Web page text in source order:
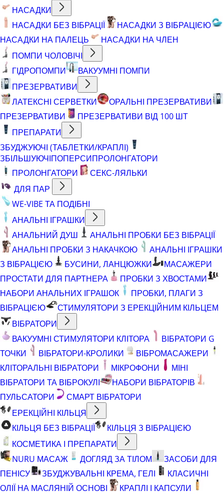
НАСАДКИ
НАСАДКИ БЕЗ ВІБРАЦІЇ
НАСАДКИ З ВІБРАЦІЄЮ
НАСАДКИ НА ПАЛЕЦЬ
НАСАДКИ НА ЧЛЕН
ПОМПИ ЧОЛОВІЧІ
ГІДРОПОМПИ
ВАКУУМНІ ПОМПИ
ПРЕЗЕРВАТИВИ
ЛАТЕКСНІ СЕРВЕТКИ
ОРАЛЬНІ ПРЕЗЕРВАТИВИ
ПРЕЗЕРВАТИВИ
ПРЕЗЕРВАТИВИ ВІД 100 ШТ
ПРЕПАРАТИ
ЗБУДЖУЮЧІ (ТАБЛЕТКИ/КРАПЛІ)
ЗБІЛЬШУЮЧІПОПЕРСИПРОЛОНГАТОРИ
ПРОЛОНГАТОРИ
СЕКС-ЛЯЛЬКИ
ДЛЯ ПАР
WE-VIBE ТА ПОДІБНІ
АНАЛЬНІ ІГРАШКИ
АНАЛЬНИЙ ДУШ
АНАЛЬНІ ПРОБКИ БЕЗ ВІБРАЦІЇ
АНАЛЬНІ ПРОБКИ З НАКАЧКОЮ
АНАЛЬНІ ІГРАШКИ
З ВІБРАЦІЄЮ
БУСИНИ, ЛАНЦЮЖКИ
МАСАЖЕРИ
ПРОСТАТИ ДЛЯ ПАРТНЕРА
ПРОБКИ З ХВОСТАМИ
НАБОРИ АНАЛЬНИХ ІГРАШОК
ПРОБКИ, ПЛАГИ З
ВІБРАЦІЄЮ
СТИМУЛЯТОРИ З ЕРЕКЦІЙНИМ КІЛЬЦЕМ
ВІБРАТОРИ
ВАКУУМНІ СТИМУЛЯТОРИ КЛІТОРА
ВІБРАТОРИ G
ТОЧКИ
ВІБРАТОРИ-КРОЛИКИ
ВІБРОМАСАЖЕРИ
КЛІТОРАЛЬНІ ВІБРАТОРИ
МІКРОФОНИ
МІНІ
ВІБРАТОРИ ТА ВІБРОКУЛІ
НАБОРИ ВІБРАТОРІВ
ПУЛЬСАТОРИ
СМАРТ ВІБРАТОРИ
ЕРЕКЦІЙНІ КІЛЬЦЯ
КІЛЬЦЯ БЕЗ ВІБРАЦІЇ
КІЛЬЦЯ З ВІБРАЦІЄЮ
КОСМЕТИКА І ПРЕПАРАТИ
NURU МАСАЖ
ДОГЛЯД ЗА ТІЛОМ
ЗАСОБИ ДЛЯ
ПЕНІСУ
ЗБУДЖУВАЛЬНІ КРЕМА, ГЕЛІ
КЛАСИЧНІ
ОЛІЇ НА МАСЛЯНІЙ ОСНОВІ
КРАПЛІ І КАПСУЛИ